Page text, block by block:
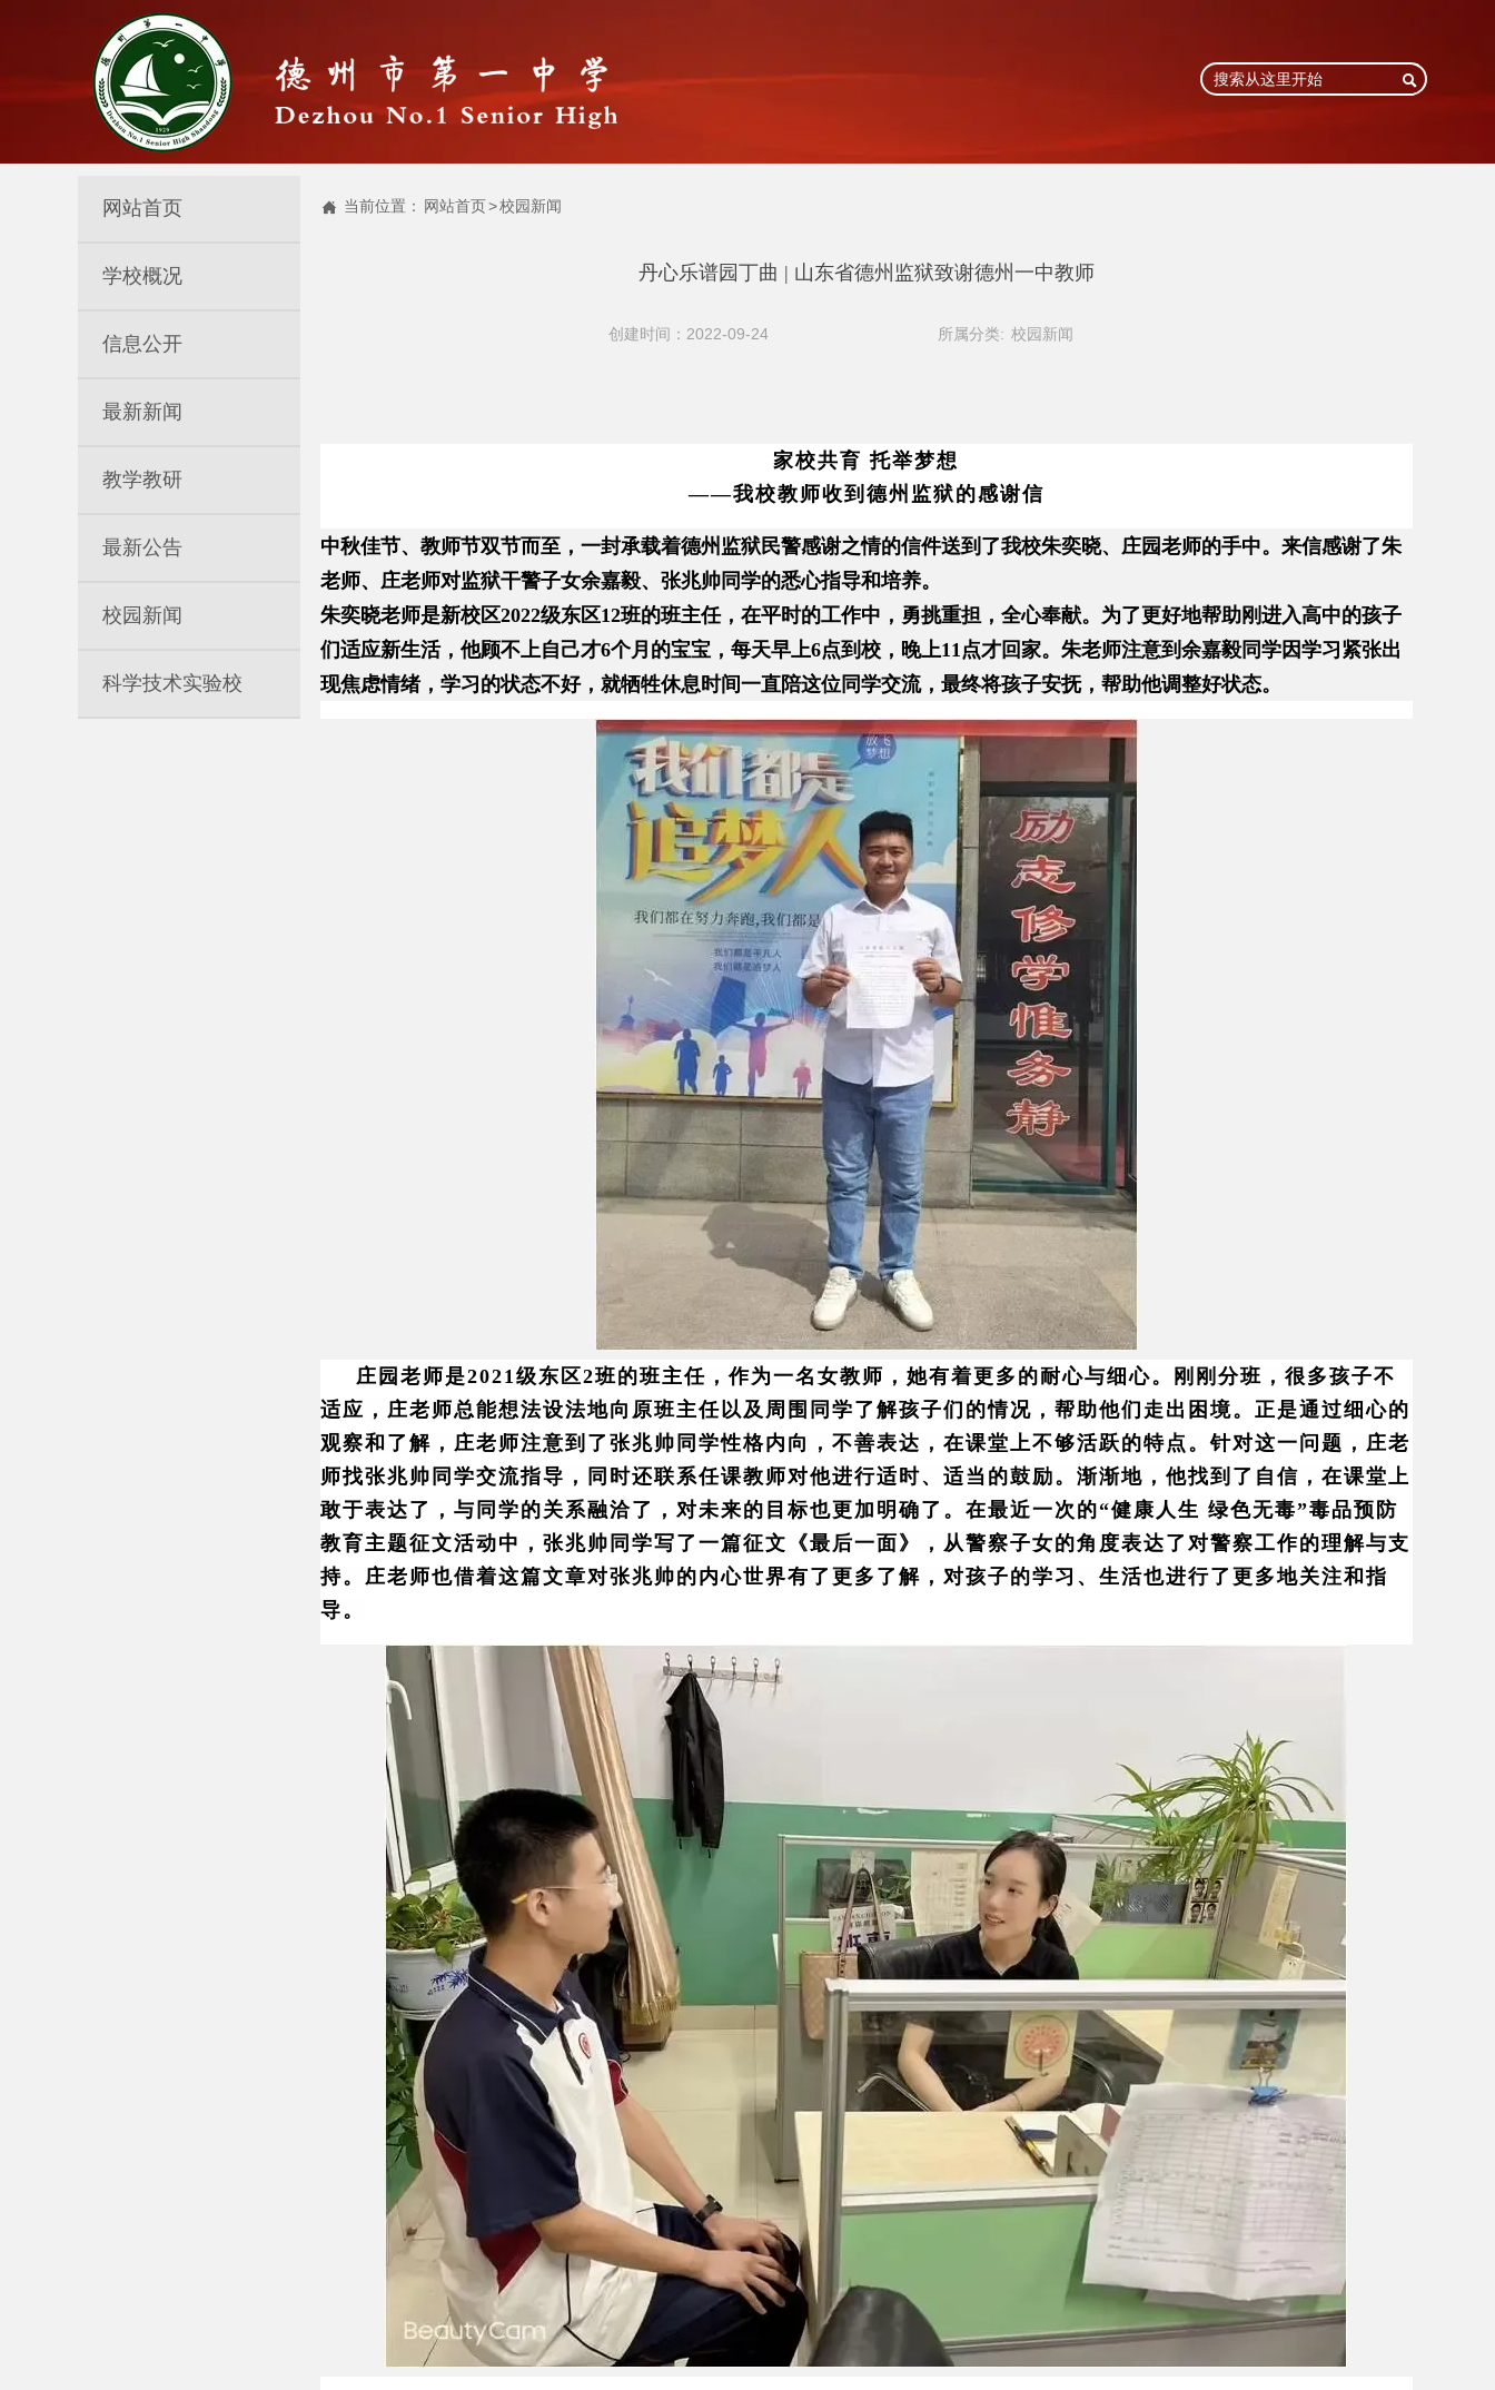

丹心乐谱园丁曲 | 山东省德州监狱致谢德州一中教师
创建时间：2022-09-24 所属分类: 校园新闻
家校共育 托举梦想
——我校教师收到德州监狱的感谢信
中秋佳节、教师节双节而至，一封承载着德州监狱民警感谢之情的信件送到了我校朱奕晓、庄园老师的手中。来信感谢了朱
老师、庄老师对监狱干警子女余嘉毅、张兆帅同学的悉心指导和培养。
朱奕晓老师是新校区2022级东区12班的班主任，在平时的工作中，勇挑重担，全心奉献。为了更好地帮助刚进入高中的孩子
们适应新生活，他顾不上自己才6个月的宝宝，每天早上6点到校，晚上11点才回家。朱老师注意到余嘉毅同学因学习紧张出
现焦虑情绪，学习的状态不好，就牺牲休息时间一直陪这位同学交流，最终将孩子安抚，帮助他调整好状态。
庄园老师是2021级东区2班的班主任，作为一名女教师，她有着更多的耐心与细心。刚刚分班，很多孩子不
适应，庄老师总能想法设法地向原班主任以及周围同学了解孩子们的情况，帮助他们走出困境。正是通过细心的
观察和了解，庄老师注意到了张兆帅同学性格内向，不善表达，在课堂上不够活跃的特点。针对这一问题，庄老
师找张兆帅同学交流指导，同时还联系任课教师对他进行适时、适当的鼓励。渐渐地，他找到了自信，在课堂上
敢于表达了，与同学的关系融洽了，对未来的目标也更加明确了。在最近一次的“健康人生 绿色无毒”毒品预防
教育主题征文活动中，张兆帅同学写了一篇征文《最后一面》，从警察子女的角度表达了对警察工作的理解与支
持。庄老师也借着这篇文章对张兆帅的内心世界有了更多了解，对孩子的学习、生活也进行了更多地关注和指
导。
 当前位置： 网站首页>校园新闻
网站首页
学校概况
信息公开
最新新闻
教学教研
最新公告
校园新闻
科学技术实验校